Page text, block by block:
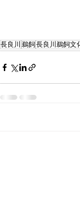
長良川 鵜飼長良川鵜飼文